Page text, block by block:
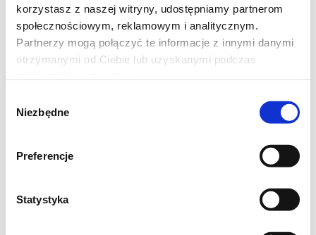
korzystasz z naszej witryny, udostępniamy partnerom
społecznościowym, reklamowym i analitycznym.
Partnerzy mogą połączyć te informacje z innymi danymi
otrzymanymi od Ciebie lub uzyskanymi podczas
zgody
Niezbędne
Preferencje
Statystyka